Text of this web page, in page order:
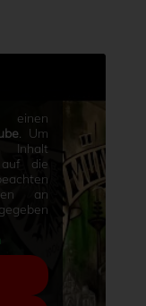
. Um
Inhalt
die
an